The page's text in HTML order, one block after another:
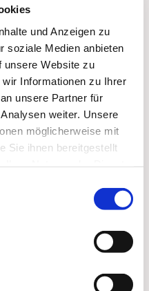
und Anzeigen zu
soziale Medien anbieten
unsere Website zu
Informationen zu Ihrer
unsere Partner für
weiter. Unsere
möglicherweise mit
Sie ihnen bereitgestellt
Demmin,
Demmin